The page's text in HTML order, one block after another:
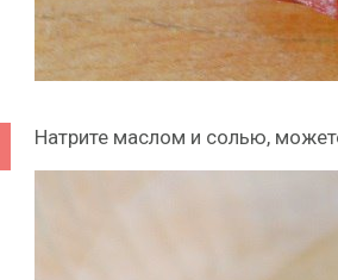
Натрите маслом и солью,